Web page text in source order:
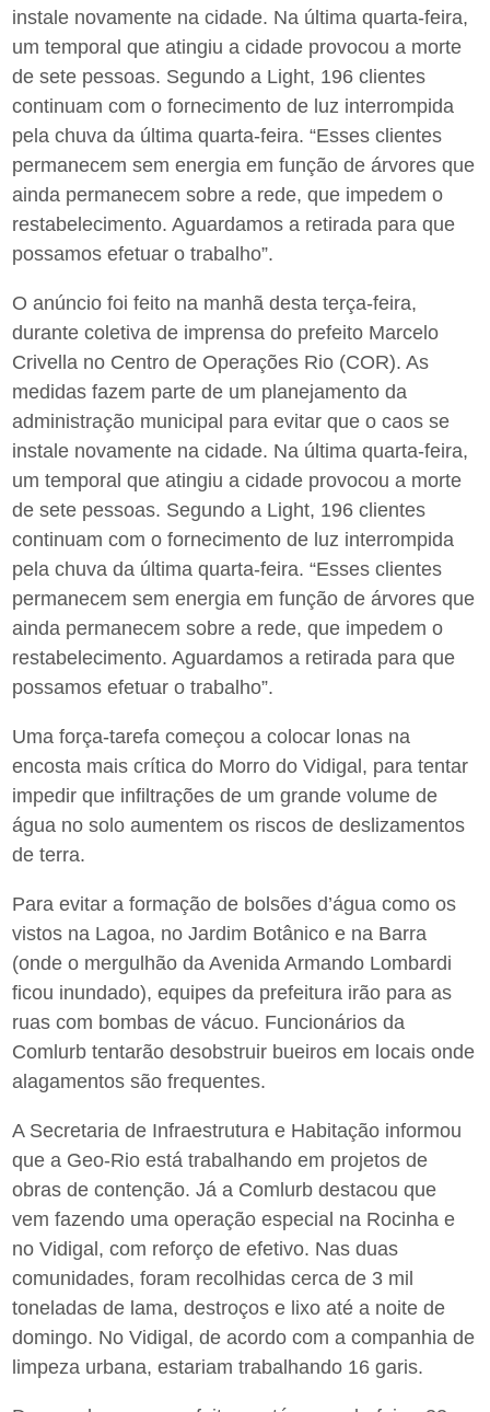
instale novamente na cidade. Na última quarta-feira,
um temporal que atingiu a cidade provocou a morte
de sete pessoas. Segundo a Light, 196 clientes
continuam com o fornecimento de luz interrompida
pela chuva da última quarta-feira. “Esses clientes
permanecem sem energia em função de árvores que
ainda permanecem sobre a rede, que impedem o
restabelecimento. Aguardamos a retirada para que
possamos efetuar o trabalho”.
O anúncio foi feito na manhã desta terça-feira,
durante coletiva de imprensa do prefeito Marcelo
Crivella no Centro de Operações Rio (COR). As
medidas fazem parte de um planejamento da
administração municipal para evitar que o caos se
instale novamente na cidade. Na última quarta-feira,
um temporal que atingiu a cidade provocou a morte
de sete pessoas. Segundo a Light, 196 clientes
continuam com o fornecimento de luz interrompida
pela chuva da última quarta-feira. “Esses clientes
permanecem sem energia em função de árvores que
ainda permanecem sobre a rede, que impedem o
restabelecimento. Aguardamos a retirada para que
possamos efetuar o trabalho”.
Uma força-tarefa começou a colocar lonas na
encosta mais crítica do Morro do Vidigal, para tentar
impedir que infiltrações de um grande volume de
água no solo aumentem os riscos de deslizamentos
de terra.
Para evitar a formação de bolsões d’água como os
vistos na Lagoa, no Jardim Botânico e na Barra
(onde o mergulhão da Avenida Armando Lombardi
ficou inundado), equipes da prefeitura irão para as
ruas com bombas de vácuo. Funcionários da
Comlurb tentarão desobstruir bueiros em locais onde
alagamentos são frequentes.
A Secretaria de Infraestrutura e Habitação informou
que a Geo-Rio está trabalhando em projetos de
obras de contenção. Já a Comlurb destacou que
vem fazendo uma operação especial na Rocinha e
no Vidigal, com reforço de efetivo. Nas duas
comunidades, foram recolhidas cerca de 3 mil
toneladas de lama, destroços e lixo até a noite de
domingo. No Vidigal, de acordo com a companhia de
limpeza urbana, estariam trabalhando 16 garis.